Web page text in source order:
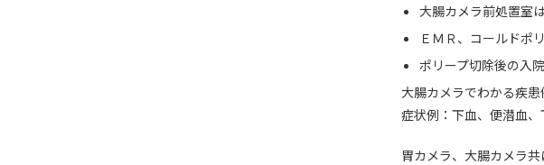
大腸カメラ前処置室
ＥＭＲ、コールドポ
ポリープ切除後の入
大腸カメラでわかる疾
症状例：下血、便潜血
胃カメラ、大腸カメラ